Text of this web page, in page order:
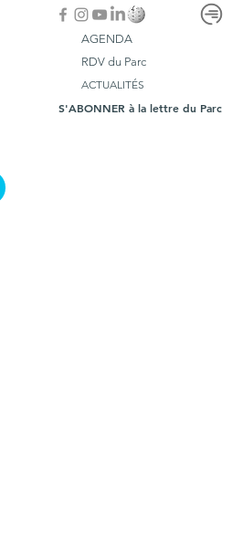
AGENDA
RDV du Parc
ACTUALITÉS
S'ABONNER à la lettre du Parc